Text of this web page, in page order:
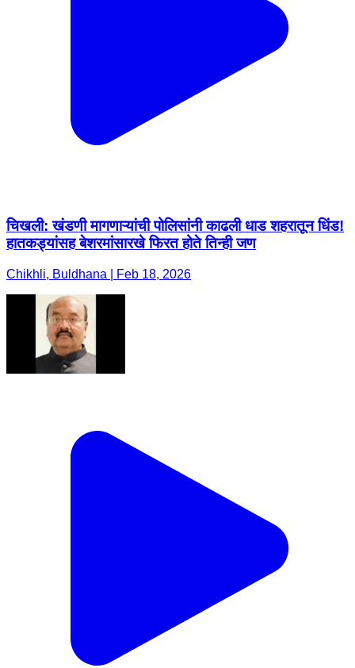
चिखली: खंडणी मागणाऱ्यांची पोलिसांनी काढली धाड शहरातून धिंड!
हातकड्यांसह बेशरमांसारखे फिरत होते तिन्ही जण
Chikhli, Buldhana | Feb 18, 2026